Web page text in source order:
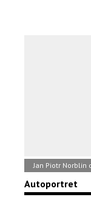
Jan Piotr Norblin
Autoportret